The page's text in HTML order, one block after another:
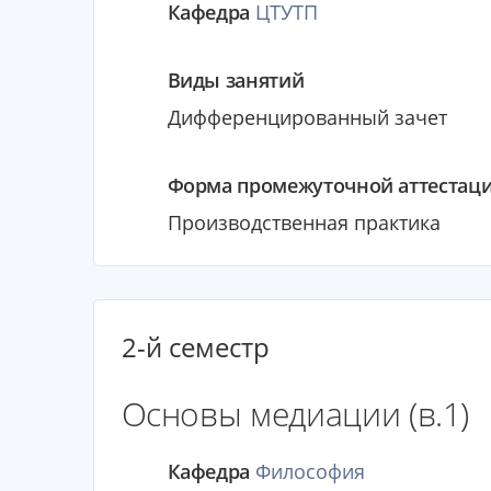
Кафедра ЦТУТП
Виды занятий
Дифференцированный зачет
Форма промежуточной
Производственная практика
2-й семестр
Основы медиации (в.1)
Кафедра Философия